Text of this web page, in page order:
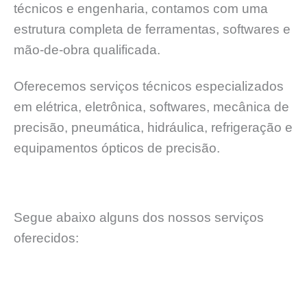
técnicos e engenharia, contamos com uma
estrutura completa de ferramentas, softwares e
mão-de-obra qualificada.
Oferecemos serviços técnicos especializados
em elétrica, eletrônica, softwares, mecânica de
precisão, pneumática, hidráulica, refrigeração e
equipamentos ópticos de precisão.
Segue abaixo alguns dos nossos serviços
oferecidos: